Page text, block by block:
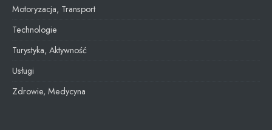
Motoryzacja, Transport
Technologie
Turystyka, Aktywność
Usługi
Zdrowie, Medycyna